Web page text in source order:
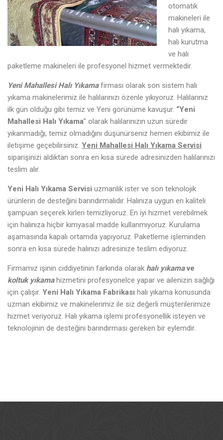
otomatik
makineleri ile
halı yıkama,
halı kurutma
ve halı
paketleme makineleri ile profesyonel hizmet vermektedir.
Yeni Mahallesi Halı Yıkamafirması olarak son sistem halı
yıkama makinelerimiz ile halılarınızı özenle yıkıyoruz. Halılarınız
ilk gün olduğu gibi temiz ve Yeni görünüme kavuşur. “Yeni
Mahallesi Halı Yıkama” olarak halılarınızın uzun süredir
yıkanmadığı, temiz olmadığını düşünürseniz hemen ekibimiz ile
iletişime geçebilirsiniz. Yeni Mahallesi Halı Yıkama Servisi
siparişinizi aldıktan sonra en kısa sürede adresinizden halılarınızı
teslim alır.
Yeni Halı Yıkama Servisi uzmanlık ister ve son teknolojik
ürünlerin de desteğini barındırmalıdır. Halınıza uygun en kaliteli
şampuan seçerek kirleri temizliyoruz. En iyi hizmet verebilmek
için halınıza hiçbir kimyasal madde kullanmıyoruz. Kurulama
aşamasında kapalı ortamda yapıyoruz. Paketleme işleminden
sonra en kısa sürede halınızı adresinize teslim ediyoruz.
Firmamız işinin ciddiyetinin farkında olarak halı yıkamave
koltuk yıkamahizmetini profesyonelce yapar ve ailenizin sağlığı
için çalışır. Yeni Halı Yıkama Fabrikası halı yıkama konusunda
uzman ekibimiz ve makinelerimiz ile siz değerli müşterilerimize
hizmet veriyoruz. Halı yıkama işlemi profesyonellik isteyen ve
teknolojinin de desteğini barındırması gereken bir eylemdir.